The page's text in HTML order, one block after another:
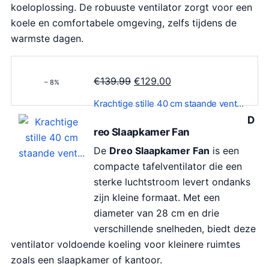
koeloplossing. De robuuste ventilator zorgt voor een
koele en comfortabele omgeving, zelfs tijdens de
warmste dagen.
– 8% €139.99 O
s
r
o
n
k
l
i
€129.00
i
d
g
e
p
r
i
j
s
Krachtige stille 40 cm staande vent…
D
reo Slaapkamer Fan
De Dreo Slaapkamer Fan is een
compacte tafelventilator die een
sterke luchtstroom levert ondanks
zijn kleine formaat. Met een
diameter van 28 cm en drie
verschillende snelheden, biedt deze
ventilator voldoende koeling voor kleinere ruimtes
zoals een slaapkamer of kantoor.